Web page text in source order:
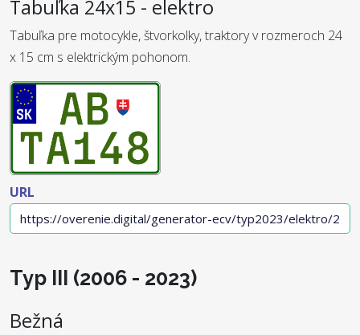
Tabuľka 24x15 - elektro
Tabuľka pre motocykle, štvorkolky, traktory v rozmeroch 24
x 15 cm s elektrickým pohonom.
URL
Typ III (2006 - 2023)
Bežná